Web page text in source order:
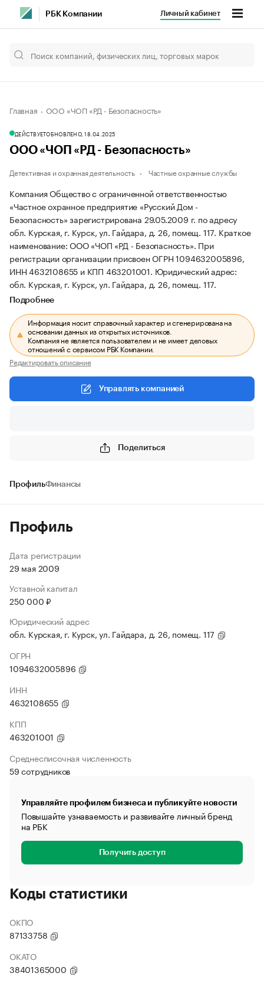
РБК Компании Личный кабинет
Главная ООО «ЧОП «РД - Безопасность»
ДЕЙСТВУЕТОБНОВЛЕНО, 18.04.2025
ООО «ЧОП «РД - Безопасность»
Детективная и охранная деятельность Частные охранные службы
Компания Общество с ограниченной ответственностью
«Частное охранное предприятие «Русский Дом -
Безопасность» зарегистрирована 29.05.2009 г. по адресу
обл. Курская, г. Курск, ул. Гайдара, д. 26, помещ. 117. Краткое
наименование: ООО «ЧОП «РД - Безопасность». При
регистрации организации присвоен ОГРН 1094632005896,
ИНН 4632108655 и КПП 463201001. Юридический адрес:
обл. Курская, г. Курск, ул. Гайдара, д. 26, помещ. 117.
Подробнее
Информация носит справочный характер и сгенерирована на
основании данных из открытых источников.
Компания не является пользователем и не имеет деловых
отношений с сервисом РБК Компании.
Редактировать описание
Управлять компанией
Поделиться
ПрофильФинансы
Профиль
Дата регистрации
29 мая 2009
Уставной капитал
250 000 ₽
Юридический адрес
обл. Курская, г. Курск, ул. Гайдара, д. 26, помещ. 117
ОГРН
1094632005896
ИНН
4632108655
КПП
463201001
Среднесписочная численность
59 сотрудников
Управляйте профилем бизнеса и публикуйте новости
Повышайте узнаваемость и развивайте личный бренд
на РБК
Получить доступ
Коды статистики
ОКПО
87133758
ОКАТО
38401365000